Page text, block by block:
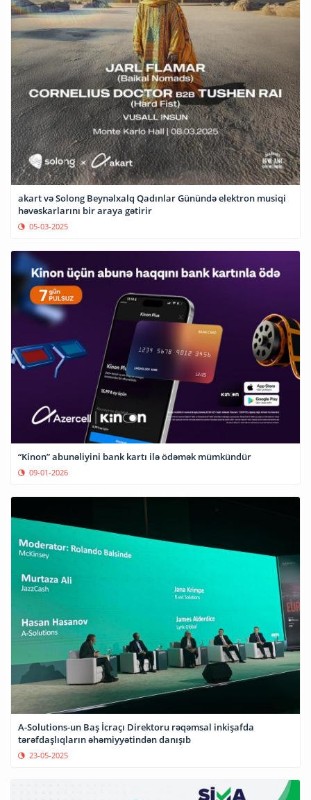
akart və Solong Beynəlxalq Qadınlar Günündə elektron musiqi
həvəskarlarını bir araya gətirir
05-03-2025
“Kinon” abunəliyini bank kartı ilə ödəmək mümkündür
09-01-2026
A-Solutions-un Baş İcraçı Direktoru rəqəmsal inkişafda
tərəfdaşlıqların əhəmiyyətindən danışıb
23-05-2025